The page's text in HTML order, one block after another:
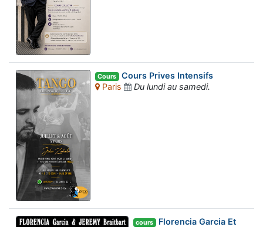
Cours Cours Prives Intensifs
Paris
Du lundi au samedi.
cours Florencia Garcia Et